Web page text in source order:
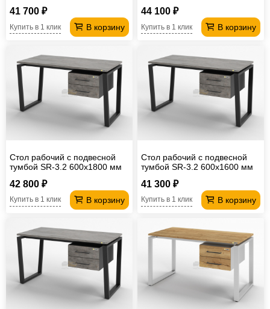
41 700 ₽
В корзину
Купить в 1 клик
44 100 ₽
В корзину
Купить в 1 клик
Стол рабочий с подвесной
тумбой SR-3.2 600х1800 мм
42 800 ₽
В корзину
Купить в 1 клик
Стол рабочий с подвесной
тумбой SR-3.2 600х1600 мм
41 300 ₽
В корзину
Купить в 1 клик